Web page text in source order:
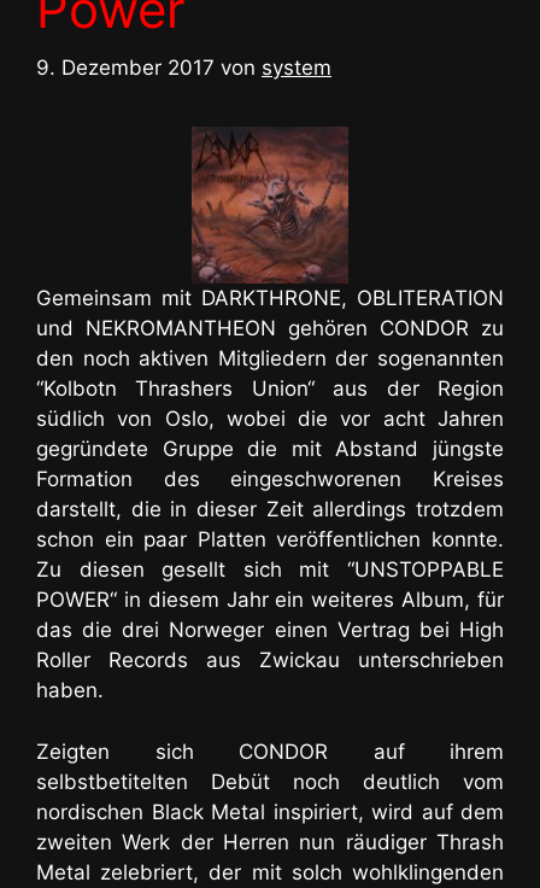
9. Dezember 2017 von system
Gemeinsam mit DARKTHRONE, OBLITERATION
und NEKROMANTHEON gehören CONDOR zu
den noch aktiven Mitgliedern der sogenannten
“Kolbotn Thrashers Union“ aus der Region
südlich von Oslo, wobei die vor acht Jahren
gegründete Gruppe die mit Abstand jüngste
Formation des eingeschworenen Kreises
darstellt, die in dieser Zeit allerdings trotzdem
schon ein paar Platten veröffentlichen konnte.
Zu diesen gesellt sich mit “UNSTOPPABLE
POWER“ in diesem Jahr ein weiteres Album, für
das die drei Norweger einen Vertrag bei High
Roller Records aus Zwickau unterschrieben
haben.
Zeigten sich CONDOR auf ihrem
selbstbetitelten Debüt noch deutlich vom
nordischen Black Metal inspiriert, wird auf dem
zweiten Werk der Herren nun räudiger Thrash
Metal zelebriert, der mit solch wohlklingenden